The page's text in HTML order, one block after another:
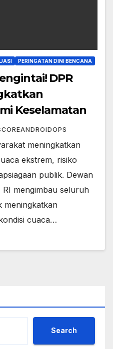
PERINGATAN DINI BENCANA
DPR
Keselamatan
meningkatkan
ekstrem, risiko
publik. Dewan
mengimbau seluruh
meningkatkan
cuaca…
Search